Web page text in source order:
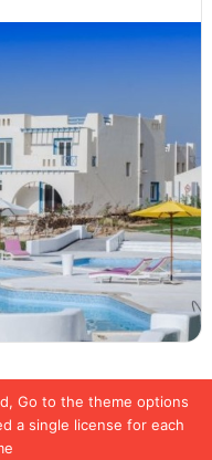
Go to the theme options
a single license for each